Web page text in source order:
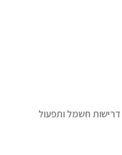
דרישות חשמל ותפעול